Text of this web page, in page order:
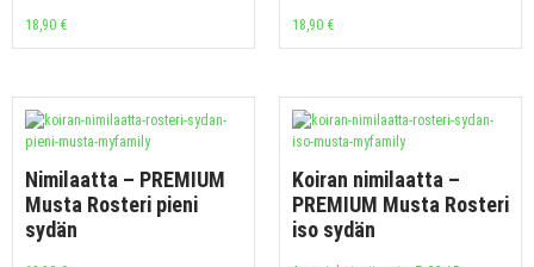
18,90 € 18,90 €
Nimilaatta – PREMIUM
Musta Rosteri pieni
sydän
Koiran nimilaatta –
PREMIUM Musta Rosteri
iso sydän